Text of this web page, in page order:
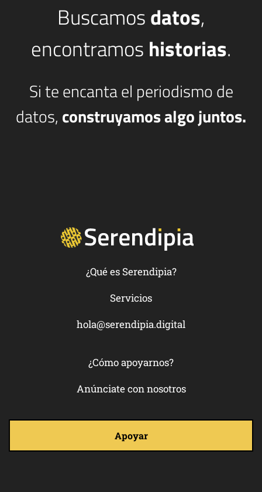
Buscamosdatos,
encontramos historias.
Si te encanta el periodismo de
datos, construyamos algo juntos.
¿Qué es Serendipia?
Servicios
hola@serendipia.digital
¿Cómo apoyarnos?
Anúnciate con nosotros
Apoyar